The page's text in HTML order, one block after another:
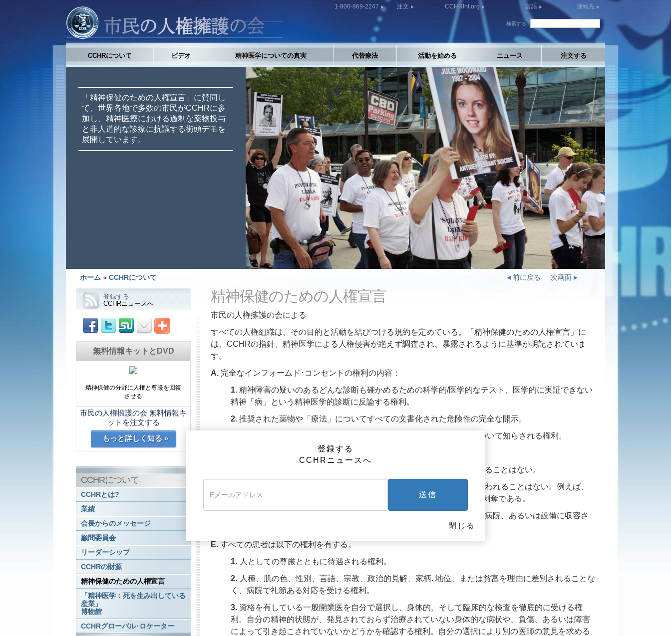
1-800-869-2247 注文 CCHRInt.org 言語 連絡先
検索する
CCHRについて ビデオ 精神医学についての真実 代替療法 活動を始める ニュース 注文する
「精神保健のための人権宣言」に賛同し
て、世界各地で多数の市民がCCHRに参
加し、精神医療における過剰な薬物投与
と非人道的な診療に抗議する街頭デモを
展開しています。
ホーム » CCHRについて 次画面
前に戻る
精神保健のための人権宣言
市民の人権擁護の会による
すべての人権組織は、その目的と活動を結びつける規約を定めている。「精神保健のための人権宣言」に
は、CCHRの指針、精神医学による人権侵害が絶えず調査され、暴露されるように基準が明記されていま
す。
A. 完全なインフォームド･コンセントの権利の内容：
1. 精神障害の疑いのあるどんな診断も確かめるための科学的/医学的なテスト、医学的に実証できない
精神「病」という精神医学的診断に反論する権利。
2. 推奨された薬物や「療法」についてすべての文書化された危険性の完全な開示。
精神薬の投与や精神療法を行わないすべての利用できる医学療法について知らされる権利。
患者が有害と考えるどんな療法も拒否する権利。
何人も、その意志に反して、精神医学的、または心理学的治療を与えられることはない。
老若男女を問わず、何人も、いわゆる「精神病」を理由に個人の権利を奪われることはない。例えば、
一般人で構成された陪審や適切な法定代理人を与えないというような権利の剥奪である。
何人も、宗教的、政治的、文化的信条や実践を理由に、精神医療の施設、病院、あるいは設備に収容さ
E. すべての患者は以下の権利を有する。
1. 人としての尊厳とともに待遇される権利。
2. 人種、肌の色、性別、言語、宗教、政治的見解、家柄､地位、または貧富を理由に差別されることな
く、病院で礼節ある対応を受ける権利。
3. 資格を有している一般開業医を自分で選択し、身体的、そして臨床的な検査を徹底的に受ける権
利。自分の精神的状態が、発見されておらず治療されていない身体的な病状や、負傷、あるいは障害
によって引き起こされていないかどうかを確認する権利。自分の選択により別の医師の意見を求める
登録する
CCHRニュースへ
無料情報キットとDVD
精神保健の分野に人権と尊厳を回復
させる
市民の人権擁護の会 無料情報キ
ットを注文する
もっと詳しく知る »
CCHRについて
CCHRとは?
業績
会長からのメッセージ
顧問委員会
リーダーシップ
CCHRの財源
精神保健のための人権宣言
「精神医学：死を生み出している
産業」
博物館
CCHRグローバル･ロケーター
登録する
CCHRニュースへ
送信
閉じる